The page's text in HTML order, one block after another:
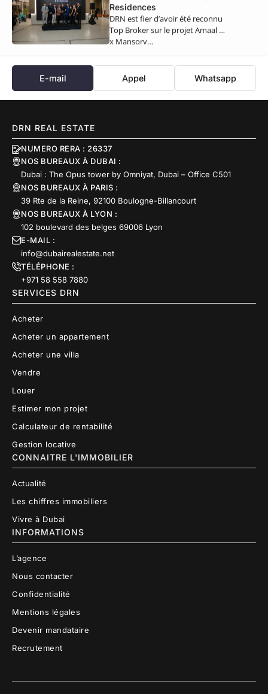
Residences
DRN est fier d’avoir été reconnu
Top Broker sur le projet Amaal 8
x Mansory…
E-mail Appel Whatsapp
DRN REAL ESTATE
NUMERO RERA : 26337
NOS BUREAUX À DUBAI :
Dubai : The Opus tower by Omniyat, Dubai – Office C501
NOS BUREAUX À PARIS :
39 Rte de la Reine, 92100 Boulogne-Billancourt
NOS BUREAUX À LYON :
102 boulevard des belges 69006 Lyon
E-MAIL :
info@dubairealestate.net
TÉLÉPHONE :
+971 58 558 7880
SERVICES DRN
Acheter
Acheter un appartement
Acheter une villa
Vendre
Louer
Estimer mon projet
Calculateur de rentabilité
Gestion locative
CONNAITRE L'IMMOBILIER
Actualité
Les chiffres immobiliers
Vivre à Dubai
INFORMATIONS
L’agence
Nous contacter
Confidentialité
Mentions légales
Devenir mandataire
Recrutement